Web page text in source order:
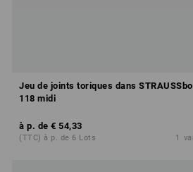
Jeu de joints toriques dans
118 midi
à p. de € 54,33
(TTC) à p. de 6 Lots 1